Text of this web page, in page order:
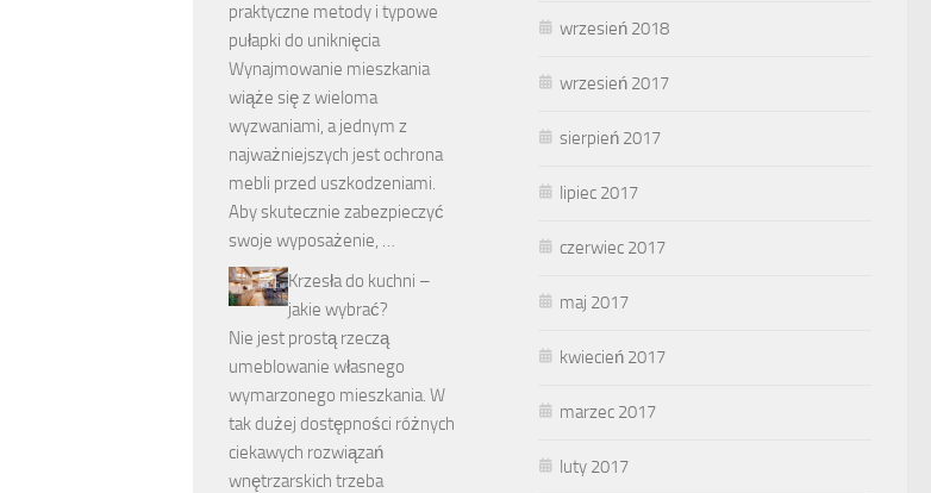
wrzesień 2018
wrzesień 2017
sierpień 2017
lipiec 2017
czerwiec 2017
maj 2017
kwiecień 2017
marzec 2017
luty 2017
praktyczne metody i typowe
pułapki do uniknięcia
Wynajmowanie mieszkania
wiąże się z wieloma
wyzwaniami, a jednym z
najważniejszych jest ochrona
mebli przed uszkodzeniami.
Aby skutecznie zabezpieczyć
swoje wyposażenie, …
Krzesła do kuchni –
jakie wybrać?
Nie jest prostą rzeczą
umeblowanie własnego
wymarzonego mieszkania. W
tak dużej dostępności różnych
ciekawych rozwiązań
wnętrzarskich trzeba